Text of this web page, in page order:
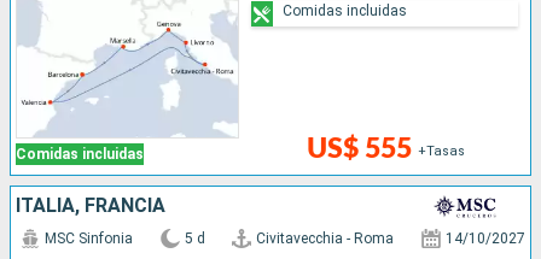
Comidas incluidas US$ 555 +Tasas
Comidas incluidas
ITALIA, FRANCIA
MSC Sinfonia 5 d Civitavecchia - Roma 14/10/2027